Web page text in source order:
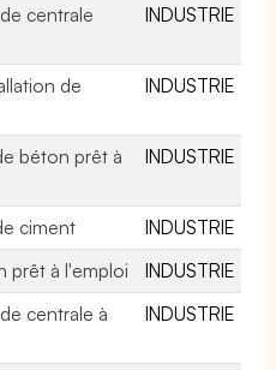
centrale
INDUSTRIE
de
INDUSTRIE
béton prêt à
INDUSTRIE
ciment
INDUSTRIE
prêt à l'emploi
INDUSTRIE
centrale à
INDUSTRIE